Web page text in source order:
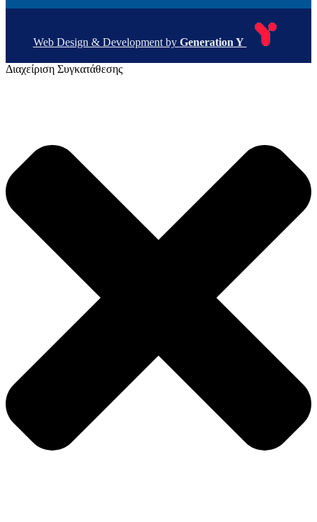
Web Design & Development by Generation Y
Διαχείριση Συγκατάθεσης